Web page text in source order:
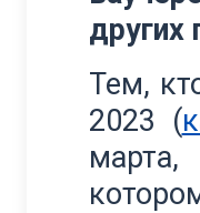
других
Тем,
2023 (